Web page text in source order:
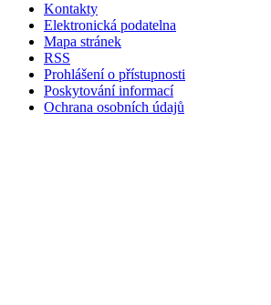
Kontakty
Elektronická podatelna
Mapa stránek
RSS
Prohlášení o přístupnosti
Poskytování informací
Ochrana osobních údajů